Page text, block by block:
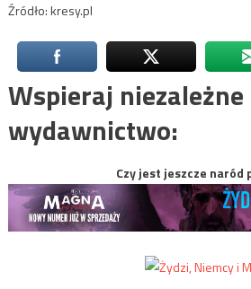
Źródło: kresy.pl
Wspieraj niezależne
wydawnictwo:
Czy jest jeszcze naród